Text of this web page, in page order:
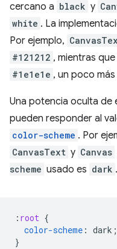
cercano a black y
white . La
Por ejemplo,
#121212 , mientras
#1e1e1e , un poco
Una potencia oculta de
pueden responder al
color-scheme . Por
CanvasText y Canvas
scheme usado es dark .
: root {
color-scheme : dark ;
}